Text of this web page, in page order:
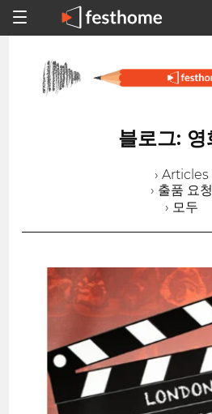
블로그: 영
› Articles
› 출품 요청
› 모두